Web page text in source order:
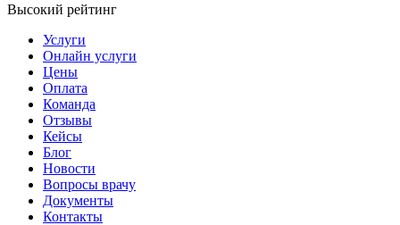
Высокий рейтинг
Услуги
Онлайн услуги
Цены
Оплата
Команда
Отзывы
Кейсы
Блог
Новости
Вопросы врачу
Документы
Контакты